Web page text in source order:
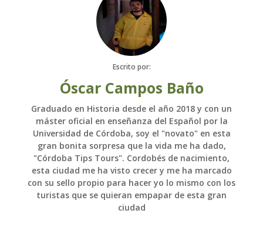
Escrito por:
Óscar Campos Baño
Graduado en Historia desde el año 2018 y con un
máster oficial en enseñanza del Español por la
Universidad de Córdoba, soy el "novato" en esta
gran bonita sorpresa que la vida me ha dado,
"Córdoba Tips Tours". Cordobés de nacimiento,
esta ciudad me ha visto crecer y me ha marcado
con su sello propio para hacer yo lo mismo con los
turistas que se quieran empapar de esta gran
ciudad